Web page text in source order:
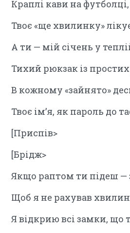
Краплі кави на
Твоє «ще хвилинку»
А ти — мій січень у
Тихий рюкзак із
В кожному «зайнято»
Твоє ім’я, як пароль до
[Приспів>
[Брідж>
Якщо раптом ти підеш —
Щоб я не рахував
Я відкрию всі замки, що